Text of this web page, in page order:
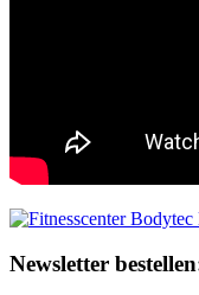
Newsletter